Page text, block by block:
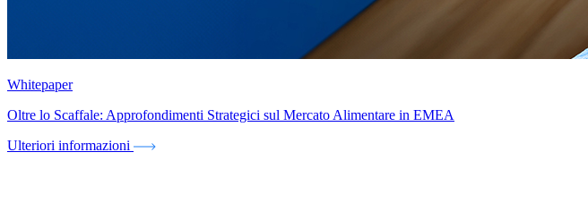
Whitepaper
Oltre lo Scaffale: Approfondimenti Strategici sul Mercato Alimentare in EMEA
Ulteriori informazioni